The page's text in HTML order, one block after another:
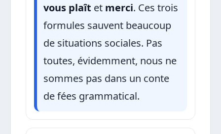
vous plaît et merci. Ces trois
formules sauvent beaucoup
de situations sociales. Pas
toutes, évidemment, nous ne
sommes pas dans un conte
de fées grammatical.